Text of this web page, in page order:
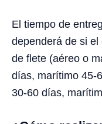
El tiempo de
dependerá de si
de flete (aéreo o
días, marítimo 45-
30-60 días,